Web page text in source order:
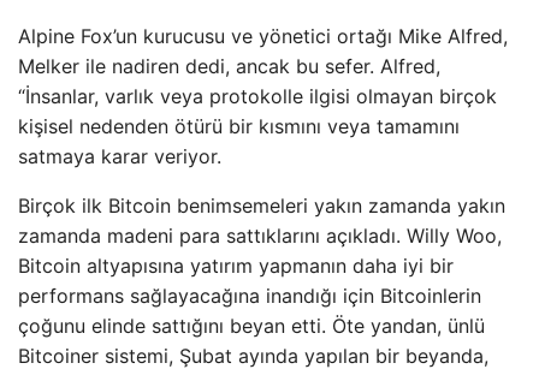
Alpine Fox’un kurucusu ve yönetici ortağı Mike Alfred,
Melker ile nadiren dedi, ancak bu sefer. Alfred,
“İnsanlar, varlık veya protokolle ilgisi olmayan birçok
kişisel nedenden ötürü bir kısmını veya tamamını
satmaya karar veriyor.
Birçok ilk Bitcoin benimsemeleri yakın zamanda yakın
zamanda madeni para sattıklarını açıkladı. Willy Woo,
Bitcoin altyapısına yatırım yapmanın daha iyi bir
performans sağlayacağına inandığı için Bitcoinlerin
çoğunu elinde sattığını beyan etti. Öte yandan, ünlü
Bitcoiner sistemi, Şubat ayında yapılan bir beyanda,